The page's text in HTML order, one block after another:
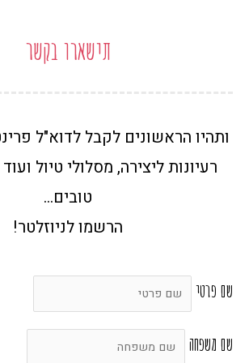
תישארו בקשר
ותהיו הראשונים לקבל לדוא"ל
רעיונות ליצירה, מסלולי טיול
טובים…
הרשמו לניוזלטר!
שם פרטי
שם משפחה